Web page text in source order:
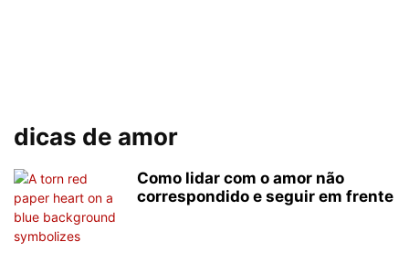
dicas de amor
Como lidar com o amor não
correspondido e seguir em frente